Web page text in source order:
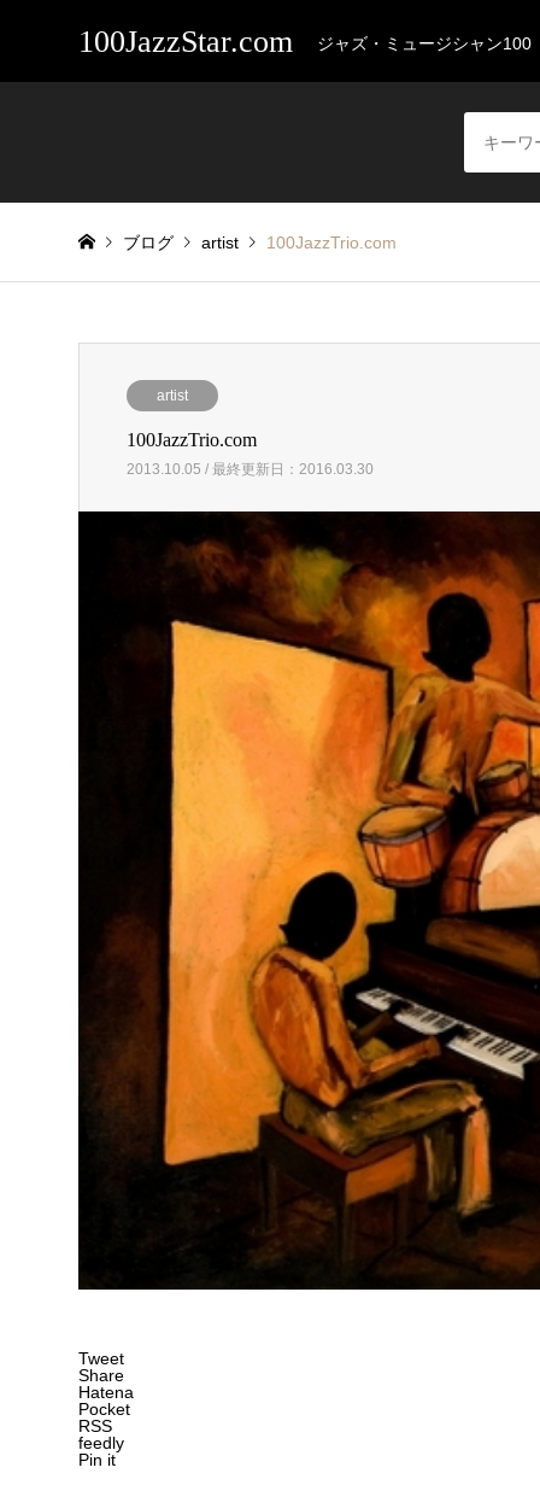
100JazzStar.com ジャズ・ミュージシャン100
ブログ artist 100JazzTrio.com
artist
100JazzTrio.com
2013.10.05 / 最終更新日：2016.03.30
Tweet
Share
Hatena
Pocket
RSS
feedly
Pin it